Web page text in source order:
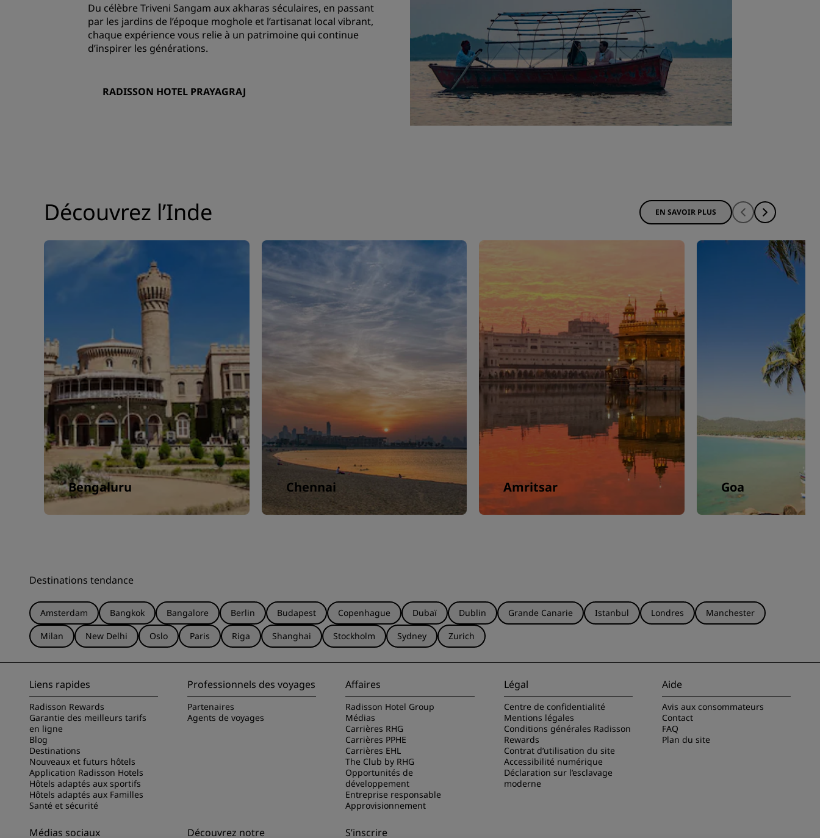
Du célèbre Triveni Sangam aux akharas séculaires, en passant
par les jardins de l’époque moghole et l’artisanat local vibrant,
chaque expérience vous relie à un patrimoine qui continue
d’inspirer les générations.
RADISSON HOTEL PRAYAGRAJ
Découvrez l’Inde EN SAVOIR PLUS
Bengaluru Chennai Amritsar Goa
Destinations tendance
Amsterdam Bangkok Bangalore Berlin Budapest Copenhague Dubaï Dublin Grande Canarie Istanbul Londres
Manchester
Milan
New Delhi Oslo Paris Riga Shanghai Stockholm Sydney Zurich
Liens rapides
Radisson Rewards
Garantie des meilleurs tarifs
en ligne
Blog
Destinations
Nouveaux et futurs hôtels
Application Radisson Hotels
Hôtels adaptés aux sportifs
Hôtels adaptés aux Familles
Santé et sécurité
Professionnels des voyages
Partenaires
Agents de voyages
Affaires
Radisson Hotel Group
Médias
Carrières RHG
Carrières PPHE
Carrières EHL
The Club by RHG
Opportunités de
développement
Entreprise responsable
Approvisionnement
Légal
Centre de confidentialité
Mentions légales
Conditions générales Radisson
Rewards
Contrat d’utilisation du site
Accessibilité numérique
Déclaration sur l’esclavage
moderne
Aide
Avis aux consommateurs
Contact
FAQ
Plan du site
Médias sociaux Découvrez notre S’inscrire